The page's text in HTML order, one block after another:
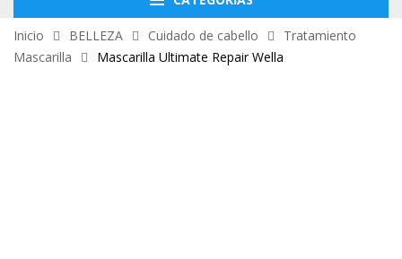
Inicio BELLEZA Cuidado de cabello
Tratamiento
Mascarilla
Mascarilla Ultimate Repair Wella